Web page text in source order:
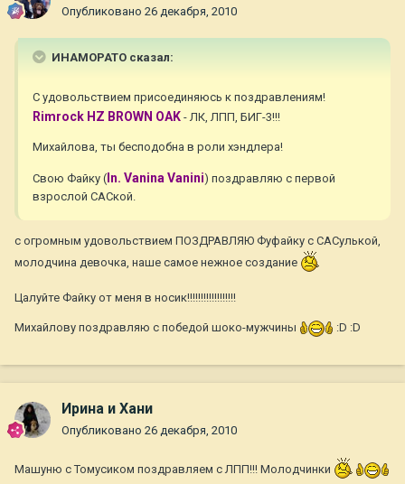
Опубликовано 26 декабря, 2010
ИНАМОРАТО сказал:
С удовольствием присоединяюсь к поздравлениям!
Rimrock HZ BROWN OAK - ЛК, ЛПП, БИГ-3!!!
Михайлова, ты бесподобна в роли хэндлера!
Свою Файку ( In. Vanina Vanini) поздравляю с первой
взрослой САСкой.
с огромным удовольствием ПОЗДРАВЛЯЮ Фуфайку с САСулькой,
молодчина девочка, наше самое нежное создание
Цалуйте Файку от меня в носик!!!!!!!!!!!!!!!!!!
Михайлову поздравляю с победой шоко-мужчины :D :D
Ирина и Хани
Опубликовано 26 декабря, 2010
Машуню с Томусиком поздравляем с ЛПП!!! Молодчинки